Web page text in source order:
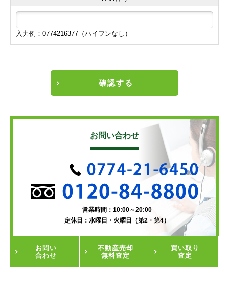
入力例：0774216377（ハイフンなし）
確認する
お問い合わせ
営業時間：10:00～20:00
定休日：水曜日・火曜日（第2・第4）
お問い
合わせ
不動産売却
無料査定
買い取り
査定